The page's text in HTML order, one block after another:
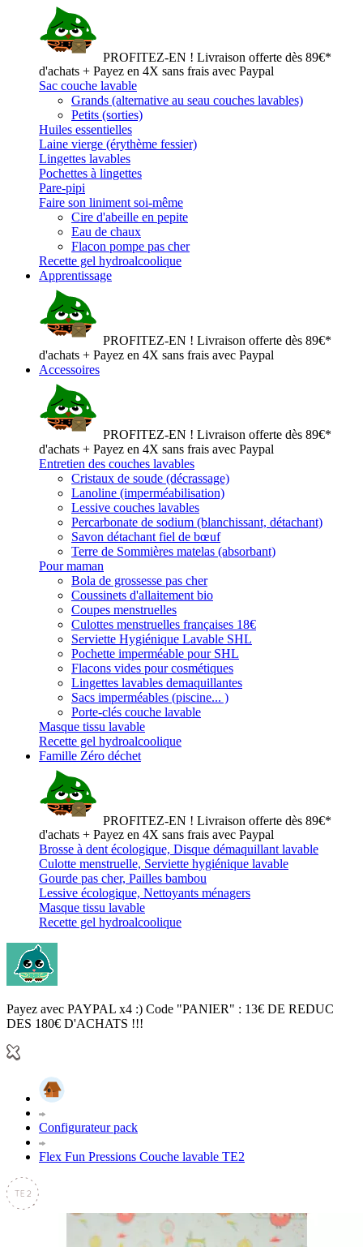
PROFITEZ-EN ! Livraison offerte dès 89€*
d'achats + Payez en 4X sans frais avec Paypal
Sac couche lavable
Grands (alternative au seau couches lavables)
Petits (sorties)
Huiles essentielles
Laine vierge (érythème fessier)
Lingettes lavables
Pochettes à lingettes
Pare-pipi
Faire son liniment soi-même
Cire d'abeille en pepite
Eau de chaux
Flacon pompe pas cher
Recette gel hydroalcoolique
Apprentissage
PROFITEZ-EN ! Livraison offerte dès 89€*
d'achats + Payez en 4X sans frais avec Paypal
Accessoires
PROFITEZ-EN ! Livraison offerte dès 89€*
d'achats + Payez en 4X sans frais avec Paypal
Entretien des couches lavables
Cristaux de soude (décrassage)
Lanoline (imperméabilisation)
Lessive couches lavables
Percarbonate de sodium (blanchissant, détachant)
Savon détachant fiel de bœuf
Terre de Sommières matelas (absorbant)
Pour maman
Bola de grossesse pas cher
Coussinets d'allaitement bio
Coupes menstruelles
Culottes menstruelles françaises 18€
Serviette Hygiénique Lavable SHL
Pochette imperméable pour SHL
Flacons vides pour cosmétiques
Lingettes lavables demaquillantes
Sacs imperméables (piscine... )
Porte-clés couche lavable
Masque tissu lavable
Recette gel hydroalcoolique
Famille Zéro déchet
PROFITEZ-EN ! Livraison offerte dès 89€*
d'achats + Payez en 4X sans frais avec Paypal
Brosse à dent écologique, Disque démaquillant lavable
Culotte menstruelle, Serviette hygiénique lavable
Gourde pas cher, Pailles bambou
Lessive écologique, Nettoyants ménagers
Masque tissu lavable
Recette gel hydroalcoolique
Payez avec PAYPAL x4 :) Code "PANIER" : 13€ DE REDUC
DES 180€ D'ACHATS !!!
Configurateur pack
Flex Fun Pressions Couche lavable TE2